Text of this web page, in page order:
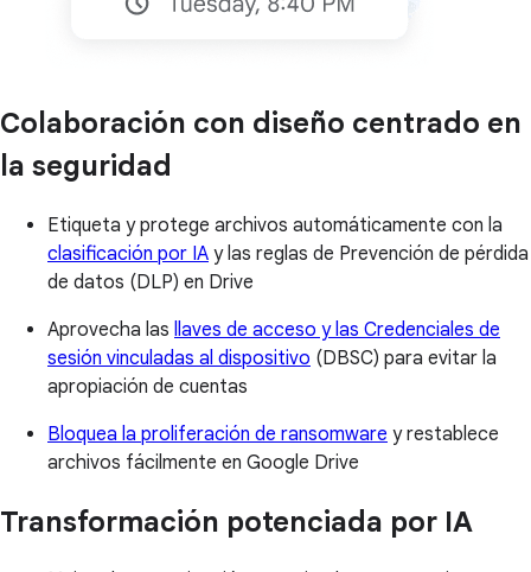
Colaboración con diseño centrado en
la seguridad
Etiqueta y protege archivos automáticamente con la
clasificación por IA y las reglas de Prevención de pérdida
de datos (DLP) en Drive
Aprovecha las llaves de acceso y las Credenciales de
sesión vinculadas al dispositivo (DBSC) para evitar la
apropiación de cuentas
Bloquea la proliferación de ransomware y restablece
archivos fácilmente en Google Drive
Transformación potenciada por IA